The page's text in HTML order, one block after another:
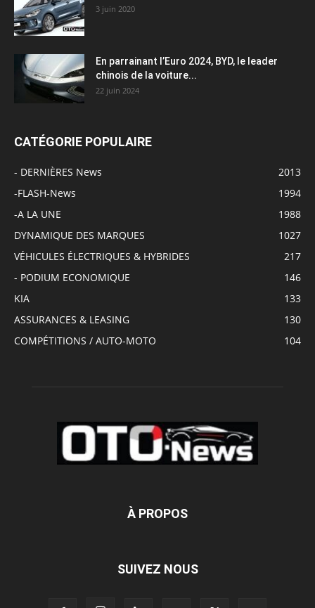
3 juin 2020
En parrainant l’Euro 2024, BYD, le leader
chinois de la voiture...
22 juin 2024
CATÉGORIE POPULAIRE
- DERNIÈRES News
2013
-FLASH-News
1994
-A LA UNE
1988
DYNAMIQUE DES MARQUES
1027
VÉHICULES ÉLECTRIQUES & HYBRIDES
217
- PODIUM ECONOMIQUE
146
KIA
133
ASSURANCES & LEASING
130
COMPÉTITIONS / AUTO-MOTO
104
À PROPOS
SUIVEZ NOUS